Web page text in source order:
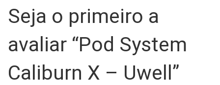
Seja o primeiro a
avaliar “Pod System
Caliburn X – Uwell”